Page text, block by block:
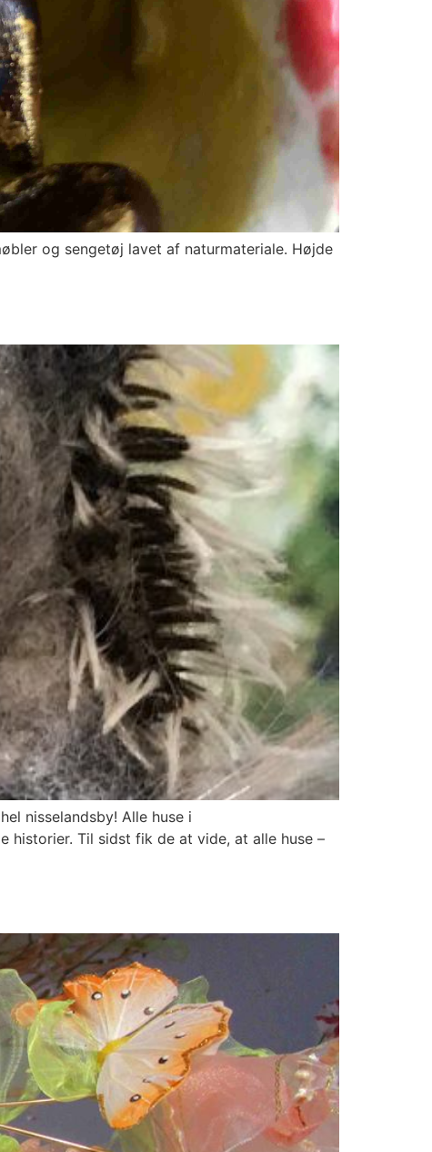
og sengetøj lavet af naturmateriale. Højde
nisselandsby! Alle huse i
historier. Til sidst fik de at vide, at alle huse –